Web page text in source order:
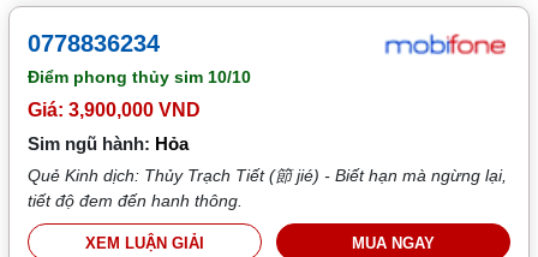
0778836234
Điểm phong thủy sim 10/10
Giá: 3,900,000 VND
Sim ngũ hành: Hỏa
Quẻ Kinh dịch: Thủy Trạch Tiết (節 jié) - Biết hạn mà ngừng lại,
tiết độ đem đến hanh thông.
XEM LUẬN GIẢI MUA NGAY